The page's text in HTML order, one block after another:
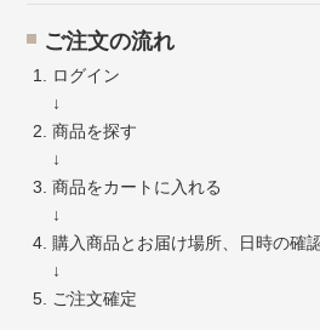
ご注文の流れ
ログイン
↓
商品を探す
↓
商品をカートに入れる
↓
購入商品とお届け場所、日時の確
↓
ご注文確定